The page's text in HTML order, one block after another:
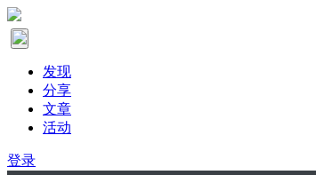
发现
分享
文章
活动
登录